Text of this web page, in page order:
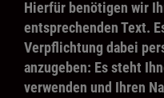
Hierfür benötigen wir
entsprechenden Text.
Verpflichtung dabei
anzugeben: Es steht
verwenden und Ihren